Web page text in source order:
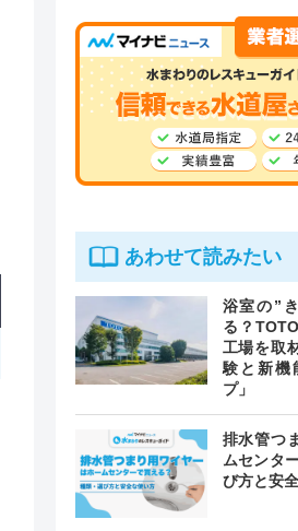
あわせて読みたい
浴室の”
る？
工場を取
験と新機
プ」
排水管つ
ムセンタ
び方と安